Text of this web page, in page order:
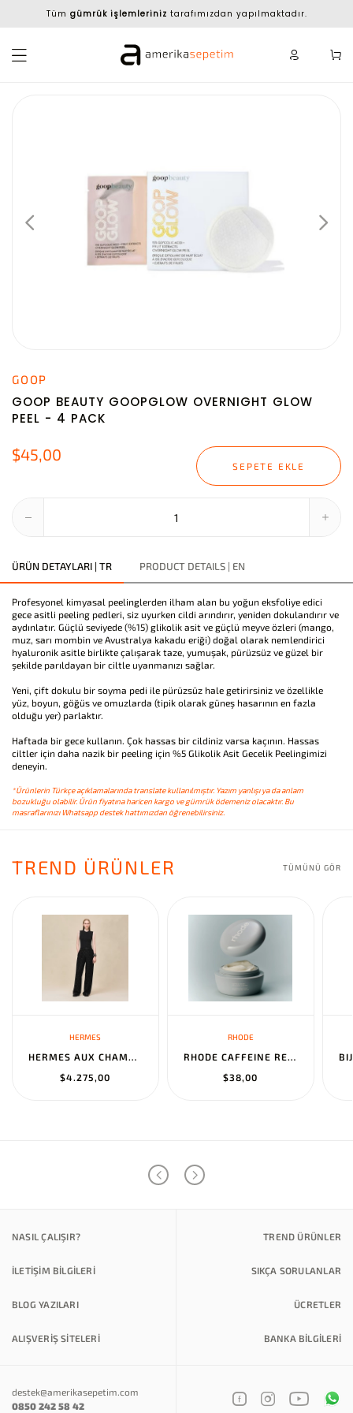
Tüm gümrük işlemleriniz tarafımızdan yapılmaktadır.
GOOP
GOOP BEAUTY GOOPGLOW OVERNIGHT GLOW
PEEL - 4 PACK
$45,00
SEPETE EKLE
ÜRÜN DETAYLARI | TR PRODUCT DETAILS | EN
Profesyonel kimyasal peelinglerden ilham alan bu yoğun eksfoliye edici
gece asitli peeling pedleri, siz uyurken cildi arındırır, yeniden dokulandırır ve
aydınlatır. Güçlü seviyede (%15) glikolik asit ve güçlü meyve özleri (mango,
muz, sarı mombin ve Avustralya kakadu eriği) doğal olarak nemlendirici
hyaluronik asitle birlikte çalışarak taze, yumuşak, pürüzsüz ve güzel bir
şekilde parıldayan bir ciltle uyanmanızı sağlar.
Yeni, çift dokulu bir soyma pedi ile pürüzsüz hale getirirsiniz ve özellikle
yüz, boyun, göğüs ve omuzlarda (tipik olarak güneş hasarının en fazla
olduğu yer) parlaktır.
Haftada bir gece kullanın. Çok hassas bir cildiniz varsa kaçının. Hassas
ciltler için daha nazik bir peeling için %5 Glikolik Asit Gecelik Peelingimizi
deneyin.
*Ürünlerin Türkçe açıklamalarında translate kullanılmıştır. Yazım yanlışı ya da anlam
bozukluğu olabilir. Ürün fiyatına haricen kargo ve gümrük ödemeniz olacaktır. Bu
masraflarınızı Whatsapp destek hattımızdan öğrenebilirsiniz.
TREND ÜRÜNLER TÜMÜNÜ GÖR
HERMES
HERMES AUX CHAMPS EN FLEURS" PANTS NOIR
$4.275,00
RHODE
RHODE CAFFEINE RESET SCULPTING CREAM MASK
$38,00
NASIL ÇALIŞIR? TREND ÜRÜNLER
İLETİŞİM BİLGİLERİ SIKÇA SORULANLAR
BLOG YAZILARI ÜCRETLER
ALIŞVERİŞ SİTELERİ BANKA BILGILERI
destek@amerikasepetim.com
0850 242 58 42